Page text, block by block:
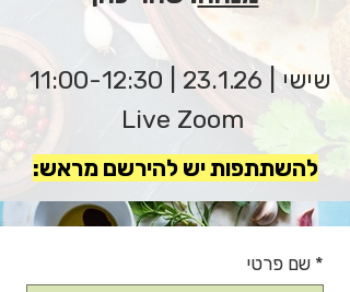
שישי | 23.1.26 | 11:00-12:30
Live Zoom
להשתתפות יש להירשם מראש:
* שם פרטי